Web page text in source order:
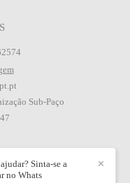
Sub-Paço
✕
Sinta-se a
no Whats